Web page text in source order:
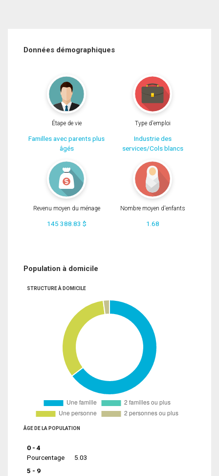
Données démographiques
Étape de vie
Familles avec parents plus
âgés
Type d'emploi
Industrie des
services/Cols blancs
Revenu moyen du ménage
145 388.83 $
Nombre moyen d'enfants
1.68
Population à domicile
STRUCTURE À DOMICILE
ÂGE DE LA POPULATION
0 - 4
Pourcentage
5.03
5 - 9